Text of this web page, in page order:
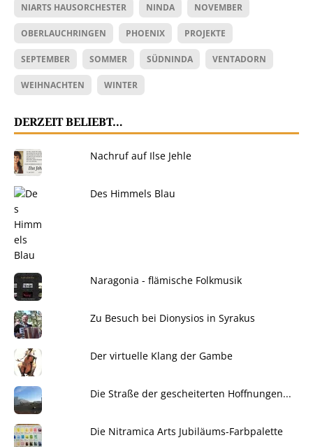
NIARTS HAUSORCHESTER NINDA NOVEMBER
OBERLAUCHRINGEN PHOENIX PROJEKTE
SEPTEMBER SOMMER SÜDNINDA VENTADORN
WEIHNACHTEN WINTER
DERZEIT BELIEBT…
Nachruf auf Ilse Jehle
Des Himmels Blau
Naragonia - flämische Folkmusik
Zu Besuch bei Dionysios in Syrakus
Der virtuelle Klang der Gambe
Die Straße der gescheiterten Hoffnungen...
Die Nitramica Arts Jubiläums-Farbpalette